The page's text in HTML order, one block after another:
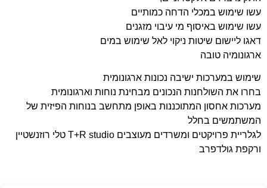
עשו שימוש במכלי הדחה כמותיים
עשו שימוש באיסוף מי עיבוי מזגנים
דאגו ליישום שיטות ניקוי לאל שימוש במים
ארגונומיה טובה
שימוש במערכות ישיבה נכונות ארגונומית
בחרו את השולחנות הנכונים מבחינת נוחות וארגונומית
מערכות אחסון המתוכננות באופן מתחשב בנוחות הפיזית של
המשתמשים בחלל
לגלריית פרויקטים ומשרדים מעוצבים T+R studio טלי רוזנשטיין
ורקפת גולדפרב